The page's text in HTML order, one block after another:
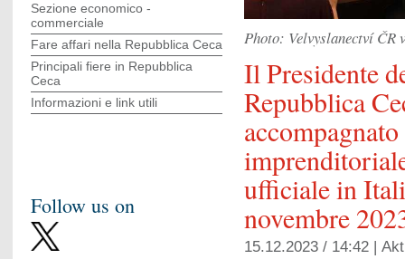
Photo: Velvyslanectví ČR
Il Presidente
Repubblica
ufficiale in
novembre
15.12.2023 / 14:42 |
Sezione economico -
commerciale
Fare affari nella Repubblica Ceca
Principali fiere in Repubblica
Ceca
Informazioni e link utili
Follow us on